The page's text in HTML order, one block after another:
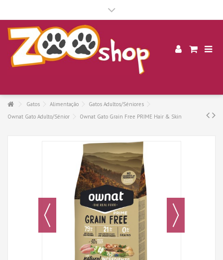
Gatos Alimentação
Gatos Adultos/Séniores
Ownat Gato Adulto/Sénior
Ownat Gato Grain Free PRIME Hair & Skin